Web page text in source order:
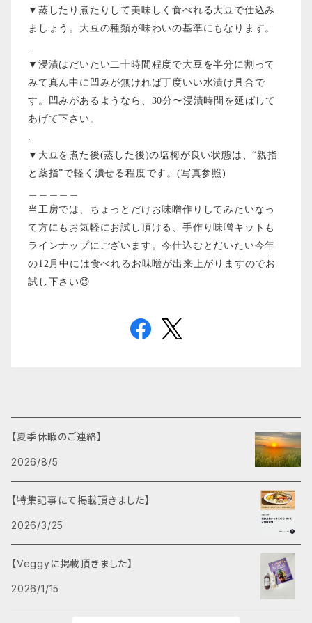
▼蒸したり煮たりして美味しく食べれる大豆で仕込み
ましょう。大豆の種類が味わいの基準にもなります。
.
▼浸漬はだいたい二十時間程度で大豆を半分に割って
みて真ん中に凹みが無ければ丁度いい水漬け具合で
す。凹みがあるようなら、30分〜浸漬時間を延ばして
あげて下さい。
.
▼大豆を煮た後(蒸した後)の塩梅が良い状態は、“親指
と薬指”で軽く潰せる程度です。(写真参照)
当工房では、ちょっとだけお味噌作りしてみたいなっ
て方にもお気軽にお試し頂ける、手作り味噌キットも
ラインナップにございます。今仕込むとだいたい今年
の12月中には食べれるお味噌が出来上がりますのでお
試し下さい😊
【夏季休暇のご連絡】
2026/8/5
【特集記事にて掲載頂きました】
2026/3/25
【Veggyに掲載頂きました】
2026/1/15